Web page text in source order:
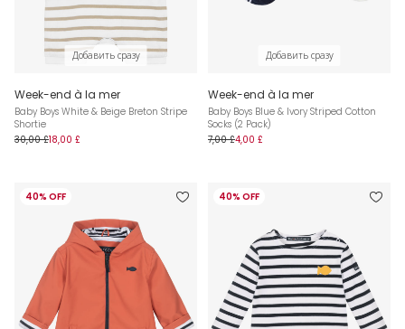
Добавить сразу
Week-end à la mer
Baby Boys White & Beige Breton Stripe
Shortie
30,00 £18,00 £
Добавить сразу
Week-end à la mer
Baby Boys Blue & Ivory Striped Cotton
Socks (2 Pack)
7,00 £4,00 £
40% OFF 40% OFF